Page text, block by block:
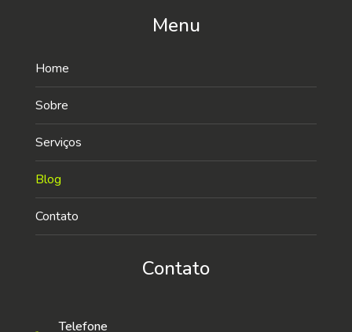
Menu
Home
Sobre
Serviços
Blog
Contato
Contato
Telefone